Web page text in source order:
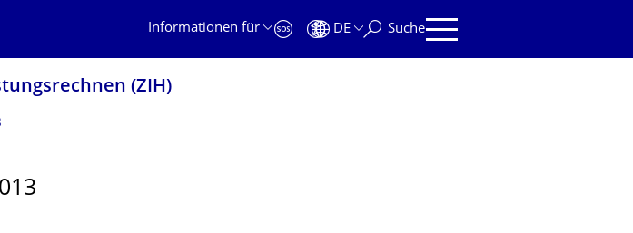
Informationen für
DE Suche
(ZIH)